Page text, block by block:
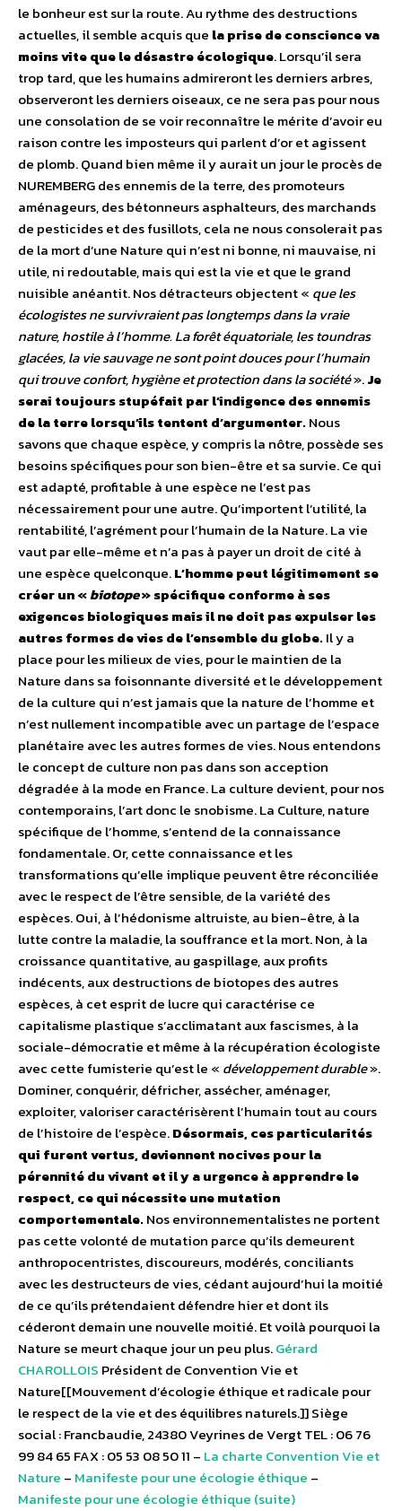
le bonheur est sur la route. Au rythme des destructions
actuelles, il semble acquis que la prise de conscience va
moins vite que le désastre écologique. Lorsqu’il sera
trop tard, que les humains admireront les derniers arbres,
observeront les derniers oiseaux, ce ne sera pas pour nous
une consolation de se voir reconnaître le mérite d’avoir eu
raison contre les imposteurs qui parlent d’or et agissent
de plomb. Quand bien même il y aurait un jour le procès de
NUREMBERG des ennemis de la terre, des promoteurs
aménageurs, des bétonneurs asphalteurs, des marchands
de pesticides et des fusillots, cela ne nous consolerait pas
de la mort d’une Nature qui n’est ni bonne, ni mauvaise, ni
utile, ni redoutable, mais qui est la vie et que le grand
nuisible anéantit. Nos détracteurs objectent « que les
écologistes ne survivraient pas longtemps dans la vraie
nature, hostile à l’homme. La forêt équatoriale, les toundras
glacées, la vie sauvage ne sont point douces pour l’humain
qui trouve confort, hygiène et protection dans la société».Je
serai toujours stupéfait par l’indigence des ennemis
de la terre lorsqu’ils tentent d’argumenter.Nous
savons que chaque espèce, y compris la nôtre, possède ses
besoins spécifiques pour son bien-être et sa survie. Ce qui
est adapté, profitable à une espèce ne l’est pas
nécessairement pour une autre. Qu’importent l’utilité, la
rentabilité, l’agrément pour l’humain de la Nature. La vie
vaut par elle-même et n’a pas à payer un droit de cité à
une espèce quelconque.L’homme peut légitimement se
créer un «biotope» spécifique conforme à ses
exigences biologiques mais il ne doit pas expulser les
autres formes de vies de l’ensemble du globe.Il y a
place pour les milieux de vies, pour le maintien de la
Nature dans sa foisonnante diversité et le développement
de la culture qui n’est jamais que la nature de l’homme et
n’est nullement incompatible avec un partage de l’espace
planétaire avec les autres formes de vies. Nous entendons
le concept de culture non pas dans son acception
dégradée à la mode en France. La culture devient, pour nos
contemporains, l’art donc le snobisme. La Culture, nature
spécifique de l’homme, s’entend de la connaissance
fondamentale. Or, cette connaissance et les
transformations qu’elle implique peuvent être réconciliée
avec le respect de l’être sensible, de la variété des
espèces. Oui, à l’hédonisme altruiste, au bien-être, à la
lutte contre la maladie, la souffrance et la mort. Non, à la
croissance quantitative, au gaspillage, aux profits
indécents, aux destructions de biotopes des autres
espèces, à cet esprit de lucre qui caractérise ce
capitalisme plastique s’acclimatant aux fascismes, à la
sociale-démocratie et même à la récupération écologiste
avec cette fumisterie qu’est le « développement durable».
Dominer, conquérir, défricher, assécher, aménager,
exploiter, valoriser caractérisèrent l’humain tout au cours
de l’histoire de l’espèce.Désormais, ces particularités
qui furent vertus, deviennent nocives pour la
pérennité du vivant et il y a urgence à apprendre le
respect, ce qui nécessite une mutation
comportementale.Nos environnementalistes ne portent
pas cette volonté de mutation parce qu’ils demeurent
anthropocentristes, discoureurs, modérés, conciliants
avec les destructeurs de vies, cédant aujourd’hui la moitié
de ce qu’ils prétendaient défendre hier et dont ils
céderont demain une nouvelle moitié. Et voilà pourquoi la
Nature se meurt chaque jour un peu plus.Gérard
CHAROLLOIS Président de Convention Vie et
Nature[[Mouvement d’écologie éthique et radicale pour
le respect de la vie et des équilibres naturels.]] Siège
social : Francbaudie, 24380 Veyrines de Vergt TEL : 06 76
99 84 65 FAX : 05 53 08 50 11 – La charte Convention Vie et
Nature – Manifeste pour une écologie éthique –
Manifeste pour une écologie éthique (suite)